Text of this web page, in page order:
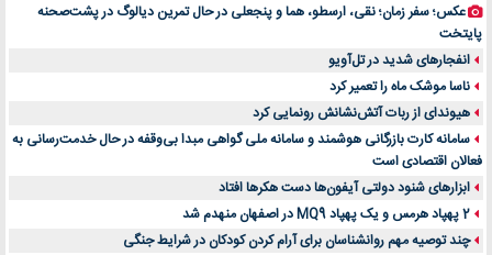
عکس؛ سفر زمان؛ نقی، ارسطو، هما و پنجعلی در حال تمرین دیالوگ در پشت‌صحنه
پایتخت
انفجارهای شدید در تل‌آویو
ناسا موشک ماه را تعمیر کرد
هیوندای از ربات آتش‌نشانش رونمایی کرد
سامانه کارت بازرگانی هوشمند و سامانه ملی گواهی مبدا بی‌وقفه در حال خدمت‌رسانی به
فعالان اقتصادی است
ابزارهای شنود دولتی آیفون‌ها دست هکرها افتاد
2 پهپاد هرمس و یک پهپاد MQ9 در اصفهان منهدم شد
چند توصیه مهم روانشناسان برای آرام کردن کودکان در شرایط جنگی